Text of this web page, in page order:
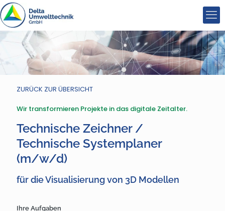
ZURÜCK ZUR ÜBERSICHT
Wir transformieren Projekte in das digitale Zeitalter.
Technische Zeichner /
Technische Systemplaner
(m/w/d)
für die Visualisierung von 3D Modellen
Ihre Aufgaben